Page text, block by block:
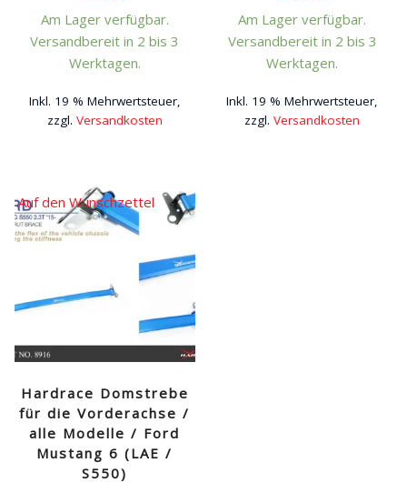
Am Lager verfügbar.
Versandbereit in 2 bis 3
Werktagen.
Inkl. 19 % Mehrwertsteuer,
zzgl. Versandkosten
Am Lager verfügbar.
Versandbereit in 2 bis 3
Werktagen.
Inkl. 19 % Mehrwertsteuer,
zzgl.Versandkosten
Hardrace Domstrebe
für die Vorderachse /
alle Modelle / Ford
Mustang 6 (LAE /
S550)
Auf den Wunschzettel